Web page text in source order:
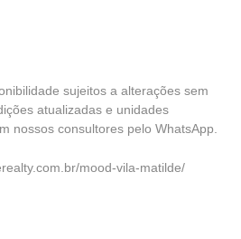
sujeitos a alterações sem
atualizadas e unidades
nossos consultores pelo WhatsApp.
mood-vila-matilde/